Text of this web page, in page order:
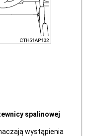
spalinowej
wystąpienia